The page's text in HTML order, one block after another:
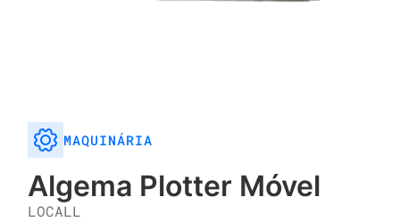
MAQUINÁRIA
Algema Plotter Móvel
LOCALL